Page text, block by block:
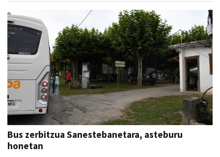
Bus zerbitzua Sanestebanetara, asteburu
honetan